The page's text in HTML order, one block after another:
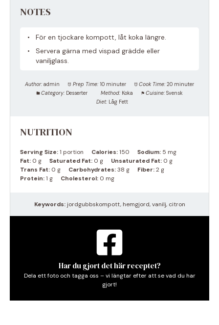
NOTES
För en tjockare kompott, låt koka längre.
Servera gärna med vispad grädde eller
vaniljglass.
Author: admin Prep Time: 10 minuter Cook Time: 20 minuter
Category: Desserter Method: Koka Cuisine: Svensk
Diet: Låg Fett
NUTRITION
Serving Size:1 portion Calories:150 Sodium: 5 mg
Fat: 0 g Saturated Fat: 0 g Unsaturated Fat: 0 g
Trans Fat: 0 g Carbohydrates:38 g Fiber:2 g
Protein:1 g Cholesterol: 0 mg
Keywords:jordgubbskompott, hemgjord, vanilj, citron
Har du gjort det här receptet?
Dela ett foto och tagga oss – vi längtar efter att se vad du har
gjort!